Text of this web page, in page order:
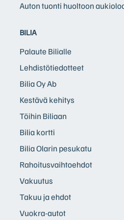
Auton tuonti huoltoon
BILIA
Palaute Bilialle
Lehdistötiedotteet
Bilia Oy Ab
Kestävä kehitys
Töihin Biliaan
Bilia kortti
Bilia Olarin pesukatu
Rahoitusvaihtoehdot
Vakuutus
Takuu ja ehdot
Vuokra-autot